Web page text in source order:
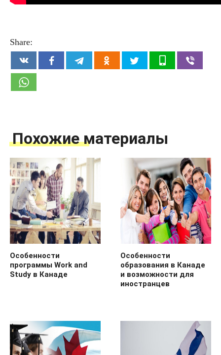
Share:
Похожие материалы
Особенности
программы Work and
Study в Канаде
Особенности
образования в Канаде
и возможности для
иностранцев